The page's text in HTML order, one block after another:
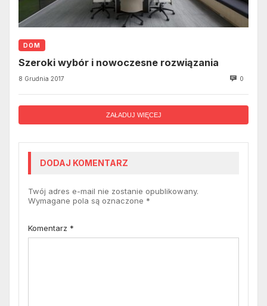
DOM
Szeroki wybór i nowoczesne rozwiązania
8 Grudnia 2017 0
ZAŁADUJ WIĘCEJ
DODAJ KOMENTARZ
Twój adres e-mail nie zostanie opublikowany.
Wymagane pola są oznaczone *
Komentarz *